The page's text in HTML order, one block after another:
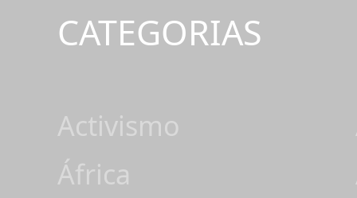
CATEGORIAS
Activismo
África